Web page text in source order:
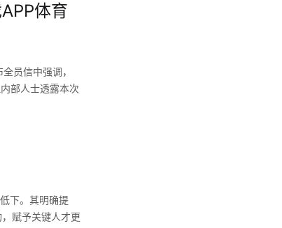
体育
员信中强调，
部人士透露本次
下。其明确提
赋予关键人才更